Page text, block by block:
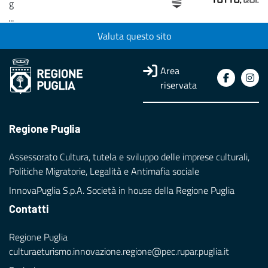
g
...
Valuta questo sito
Area
riservata
Regione Puglia
Assessorato Cultura, tutela e sviluppo delle imprese culturali,
Politiche Migratorie, Legalità e Antimafia sociale
InnovaPuglia S.p.A. Società in house della Regione Puglia
Contatti
Regione Puglia
culturaeturismo.innovazione.regione@pec.rupar.puglia.it